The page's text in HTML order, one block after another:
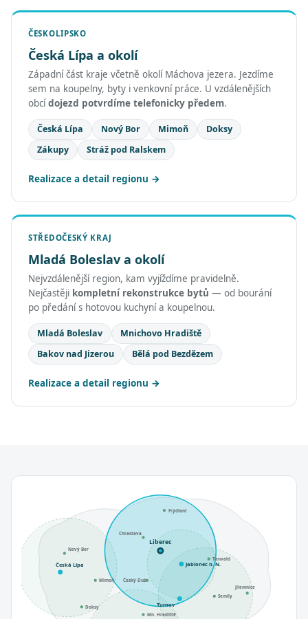
ČESKOLIPSKO
Česká Lípa a okolí
Západní část kraje včetně okolí Máchova jezera. Jezdíme
sem na koupelny, byty i venkovní práce. U vzdálenějších
obcídojezd potvrdíme telefonicky předem.
Česká Lípa Nový Bor Mimoň
Doksy
Zákupy
Stráž pod Ralskem
Realizace a detail regionu
STŘEDOČESKÝ KRAJ
Mladá Boleslav a okolí
Nejvzdálenější region, kam vyjíždíme pravidelně.
Nejčastěji kompletní rekonstrukce bytů — od bourání
po předání s hotovou kuchyní a koupelnou.
Mladá Boleslav
Mnichovo Hradiště
Bakov nad Jizerou
Bělá pod Bezdězem
Realizace a detail regionu
Liberec
Jablonec n. N.
Turnov
Česká Lípa
Chrastava
Frýdlant
Tanvald
Semily
Jilemnice
Nový Bor
Mimoň
Doksy
Mn. Hradiště
Český Dub